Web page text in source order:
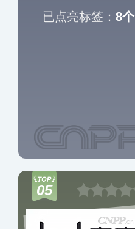
已点亮标签： 8个
05